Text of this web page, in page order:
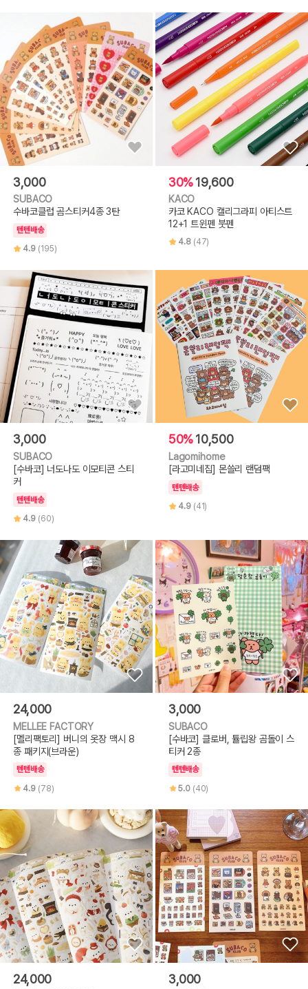
3,000
SUBACO
수바코클럽 곰스티커4종 3탄
텐텐배송
4.9 (195)
30%19,600
KACO
카코 KACO 캘리그라피 아티스트
12+1 트윈펜 붓펜
4.8 (47)
3,000
SUBACO
[수바코] 너도나도 이모티콘 스티
커
텐텐배송
4.9 (60)
50%10,500
Lagomihome
[라고미네집] 몬쓸리 랜덤팩
텐텐배송
4.9 (41)
24,000
MELLEE FACTORY
[멜리팩토리] 버니의 옷장 맥시 8
종 패키지(브라운)
텐텐배송
4.9 (78)
3,000
SUBACO
[수바코] 클로버, 튤립왕 곰돌이 스
티커 2종
텐텐배송
5.0 (40)
24,000 3,000